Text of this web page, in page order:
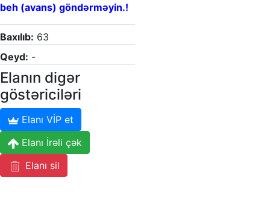
beh (avans) göndərməyin.!
Baxılıb: 63
Qeyd: -
Elanın digər
göstəriciləri
Elanı VİP et
Elanı İrəli çək
Elanı sil